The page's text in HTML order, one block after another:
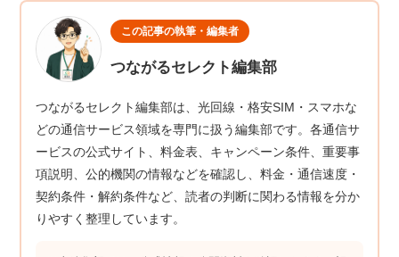
この記事の執筆・編集者
つながるセレクト編集部
つながるセレクト編集部は、光回線・格安SIM・スマホな
どの通信サービス領域を専門に扱う編集部です。各通信サ
ービスの公式サイト、料金表、キャンペーン条件、重要事
項説明、公的機関の情報などを確認し、料金・通信速度・
契約条件・解約条件など、読者の判断に関わる情報を分か
りやすく整理しています。